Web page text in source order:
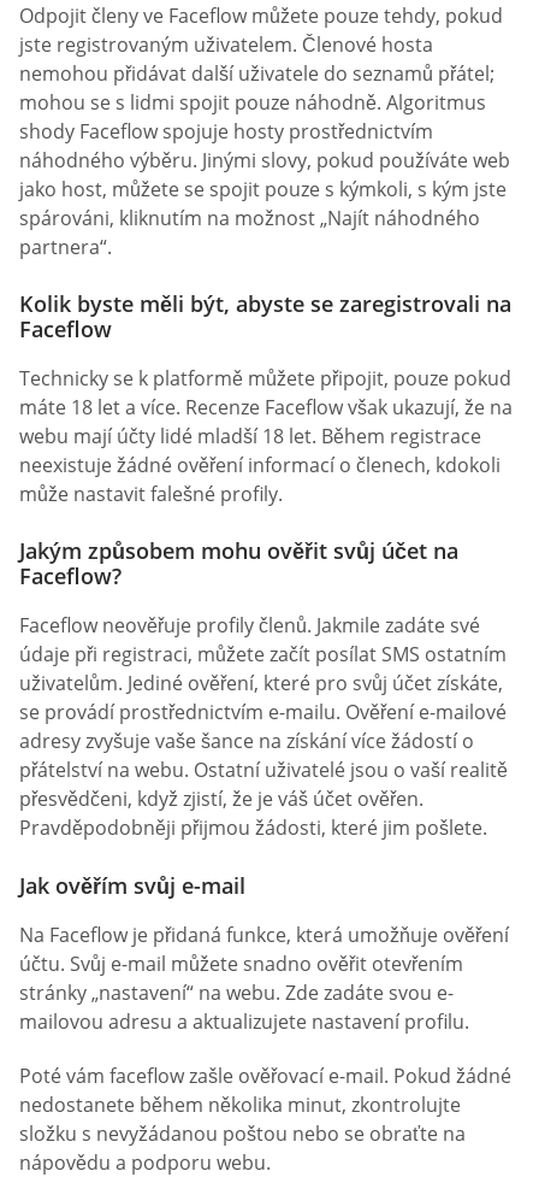
Odpojit členy ve Faceflow můžete pouze tehdy, pokud
jste registrovaným uživatelem. Členové hosta
nemohou přidávat další uživatele do seznamů přátel;
mohou se s lidmi spojit pouze náhodně. Algoritmus
shody Faceflow spojuje hosty prostřednictvím
náhodného výběru. Jinými slovy, pokud používáte web
jako host, můžete se spojit pouze s kýmkoli, s kým jste
spárováni, kliknutím na možnost „Najít náhodného
partnera“.
Kolik byste měli být, abyste se zaregistrovali na
Faceflow
Technicky se k platformě můžete připojit, pouze pokud
máte 18 let a více. Recenze Faceflow však ukazují, že na
webu mají účty lidé mladší 18 let. Během registrace
neexistuje žádné ověření informací o členech, kdokoli
může nastavit falešné profily.
Jakým způsobem mohu ověřit svůj účet na
Faceflow?
Faceflow neověřuje profily členů. Jakmile zadáte své
údaje při registraci, můžete začít posílat SMS ostatním
uživatelům. Jediné ověření, které pro svůj účet získáte,
se provádí prostřednictvím e-mailu. Ověření e-mailové
adresy zvyšuje vaše šance na získání více žádostí o
přátelství na webu. Ostatní uživatelé jsou o vaší realitě
přesvědčeni, když zjistí, že je váš účet ověřen.
Pravděpodobněji přijmou žádosti, které jim pošlete.
Jak ověřím svůj e-mail
Na Faceflow je přidaná funkce, která umožňuje ověření
účtu. Svůj e-mail můžete snadno ověřit otevřením
stránky „nastavení“ na webu. Zde zadáte svou e-
mailovou adresu a aktualizujete nastavení profilu.
Poté vám faceflow zašle ověřovací e-mail. Pokud žádné
nedostanete během několika minut, zkontrolujte
složku s nevyžádanou poštou nebo se obraťte na
nápovědu a podporu webu.